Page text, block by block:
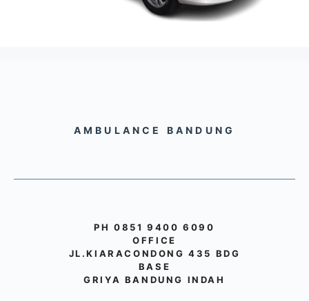
AMBULANCE BANDUNG
PH 0851 9400 6090
OFFICE
JL.KIARACONDONG 435 BDG
BASE
GRIYA BANDUNG INDAH